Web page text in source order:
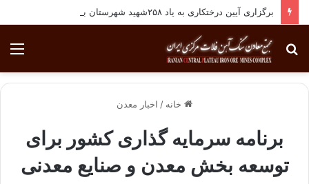
برگزاری آیین درختکاری به یاد ۲۵۸شهید شهرستان بافق
جستجو
برای
خانه / اخبار معدن
برنامه سرمایه گذاری کشور برای
توسعه بخش معدن و صنایع معدنی